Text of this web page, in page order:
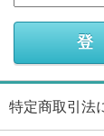
特定商取引法